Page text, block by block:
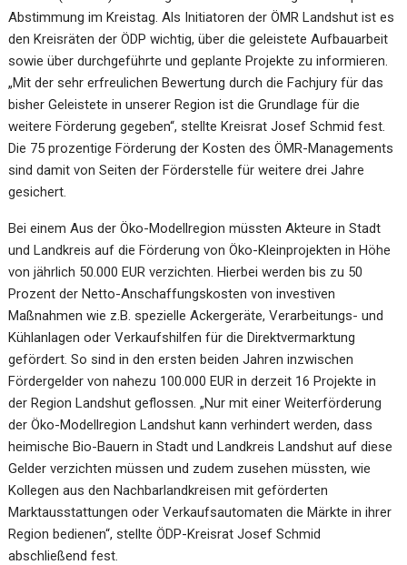
Abstimmung im Kreistag. Als Initiatoren der ÖMR Landshut ist es
den Kreisräten der ÖDP wichtig, über die geleistete Aufbauarbeit
sowie über durchgeführte und geplante Projekte zu informieren.
„Mit der sehr erfreulichen Bewertung durch die Fachjury für das
bisher Geleistete in unserer Region ist die Grundlage für die
weitere Förderung gegeben“, stellte Kreisrat Josef Schmid fest.
Die 75 prozentige Förderung der Kosten des ÖMR-Managements
sind damit von Seiten der Förderstelle für weitere drei Jahre
gesichert.
Bei einem Aus der Öko-Modellregion müssten Akteure in Stadt
und Landkreis auf die Förderung von Öko-Kleinprojekten in Höhe
von jährlich 50.000 EUR verzichten. Hierbei werden bis zu 50
Prozent der Netto-Anschaffungskosten von investiven
Maßnahmen wie z.B. spezielle Ackergeräte, Verarbeitungs- und
Kühlanlagen oder Verkaufshilfen für die Direktvermarktung
gefördert. So sind in den ersten beiden Jahren inzwischen
Fördergelder von nahezu 100.000 EUR in derzeit 16 Projekte in
der Region Landshut geflossen. „Nur mit einer Weiterförderung
der Öko-Modellregion Landshut kann verhindert werden, dass
heimische Bio-Bauern in Stadt und Landkreis Landshut auf diese
Gelder verzichten müssen und zudem zusehen müssten, wie
Kollegen aus den Nachbarlandkreisen mit geförderten
Marktausstattungen oder Verkaufsautomaten die Märkte in ihrer
Region bedienen“, stellte ÖDP-Kreisrat Josef Schmid
abschließend fest.